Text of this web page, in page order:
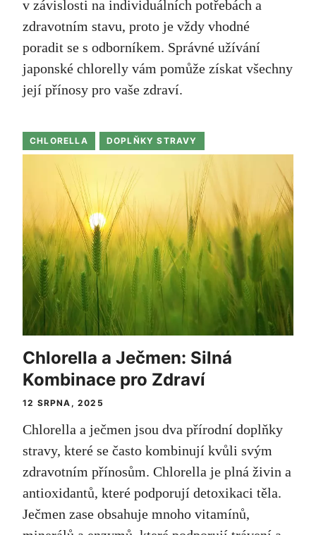
v závislosti na individuálních potřebách a
zdravotním stavu, proto je vždy vhodné
poradit se s odborníkem. Správné užívání
japonské chlorelly vám pomůže získat všechny
její přínosy pro vaše zdraví.
CHLORELLA DOPLŇKY STRAVY
Chlorella a Ječmen: Silná
Kombinace pro Zdraví
12 SRPNA, 2025
Chlorella a ječmen jsou dva přírodní doplňky
stravy, které se často kombinují kvůli svým
zdravotním přínosům. Chlorella je plná živin a
antioxidantů, které podporují detoxikaci těla.
Ječmen zase obsahuje mnoho vitamínů,